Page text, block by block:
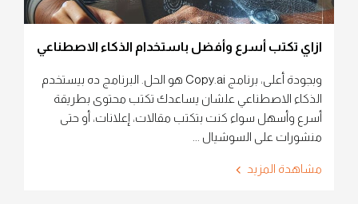
ازاي تكتب أسرع وأفضل باستخدام الذكاء الاصطناعي
وبجودة أعلى، برنامج Copy.ai هو الحل. البرنامج ده بيستخدم
الذكاء الاصطناعي علشان يساعدك تكتب محتوى بطريقة
أسرع وأسهل سواء كنت بتكتب مقالات، إعلانات، أو حتى
منشورات على السوشيال ...
مشاهدة المزيد